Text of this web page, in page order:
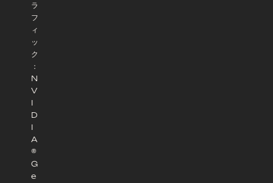
ラ
フ
ィ
ッ
ク
：
N
V
I
D
I
A
®
G
e